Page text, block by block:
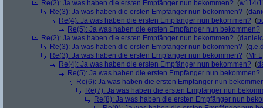
Re(2): Ja was haben die ersten Empfänger nun bekommen? (w114/
Re(3): Ja was haben die ersten Empfänger nun bekommen? (
Re(4): Ja was haben die ersten Empfänger nun bekommen? (
Re(5): Ja was haben die ersten Empfänger nun bekommen?
Re(2): Ja was haben die ersten Empfänger nun bekommen? (
Re(3): Ja was haben die ersten Empfänger nun bekommen? (
Re(3): Ja was haben die ersten Empfänger nun bekommen? (Mr L
Re(4): Ja was haben die ersten Empfänger nun bekommen? (
Re(5): Ja was haben die ersten Empfänger nun bekommen?
Re(6): Ja was haben die ersten Empfänger nun
Re(7): Ja was haben die ersten Empfänger nun
Re(8): Ja was haben die ersten Empfänger nun